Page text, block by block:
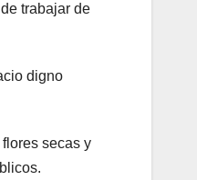
trabajar de
digno
secas y